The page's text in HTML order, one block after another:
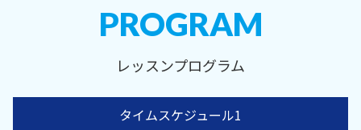
PROGRAM
レッスンプログラム
タイムスケジュール1